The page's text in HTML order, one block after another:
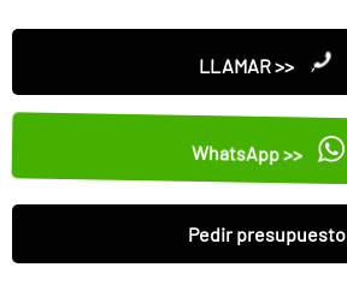
LLAMAR >>
WhatsApp >>
Pedir presupuesto